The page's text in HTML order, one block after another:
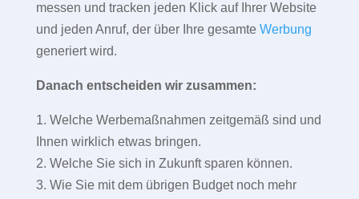
messen und tracken jeden Klick auf Ihrer Website
und jeden Anruf, der über Ihre gesamte Werbung
generiert wird.
Danach entscheiden wir zusammen:
1. Welche Werbemaßnahmen zeitgemäß sind und
Ihnen wirklich etwas bringen.
2. Welche Sie sich in Zukunft sparen können.
3. Wie Sie mit dem übrigen Budget noch mehr